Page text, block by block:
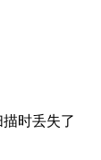
时丢失了